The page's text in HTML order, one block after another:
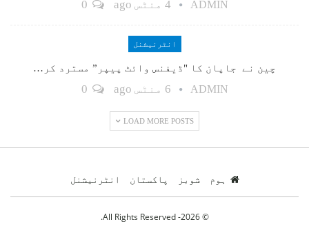
ADMIN 4 منٹس ago
انٹرنیشنل
چین نے جاپان کا "ڈیفنس وائٹ پیپر” مسترد کر…
ADMIN 6 منٹس ago
LOAD MORE POSTS
ہوم شوبز پاکستان انٹرنیشنل
© 2026- All Rights Reserved.